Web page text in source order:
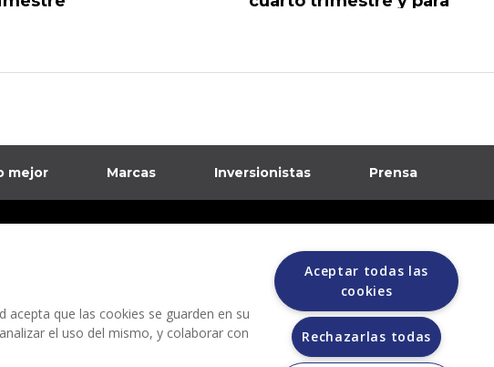
mejor Marcas Inversionistas Prensa
acepta que las cookies se guarden en su
el uso del mismo, y colaborar con
Aceptar todas las
cookies
Rechazarlas todas